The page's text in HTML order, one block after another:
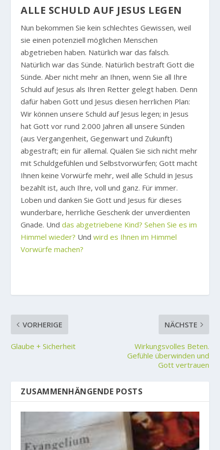
ALLE SCHULD AUF JESUS LEGEN
Nun bekommen Sie kein schlechtes Gewissen, weil
sie einen potenziell möglichen Menschen
abgetrieben haben. Natürlich war das falsch.
Natürlich war das Sünde. Natürlich bestraft Gott die
Sünde. Aber nicht mehr an Ihnen, wenn Sie all Ihre
Schuld auf Jesus als Ihren Retter gelegt haben. Denn
dafür haben Gott und Jesus diesen herrlichen Plan:
Wir können unsere Schuld auf Jesus legen; in Jesus
hat Gott vor rund 2.000 Jahren all unsere Sünden
(aus Vergangenheit, Gegenwart und Zukunft)
abgestraft; ein für allemal. Quälen Sie sich nicht mehr
mit Schuldgefühlen und Selbstvorwürfen; Gott macht
Ihnen keine Vorwürfe mehr, weil alle Schuld in Jesus
bezahlt ist, auch Ihre, voll und ganz. Für immer.
Loben und danken Sie Gott und Jesus für dieses
wunderbare, herrliche Geschenk der unverdienten
Gnade. Unddas abgetriebene Kind? Sehen Sie es im
Himmel wieder? Undwird es Ihnen im Himmel
Vorwürfe machen?
VORHERIGE
Glaube + Sicherheit
NÄCHSTE
Wirkungsvolles Beten.
Gefühle überwinden und
Gott vertrauen
ZUSAMMENHÄNGENDE POSTS